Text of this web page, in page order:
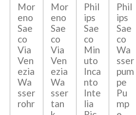
Mor
eno
Sae
co
Via
Ven
ezia
Wa
sser
rohr
Mor
eno
Sae
co
Via
Ven
ezia
Wa
sser
tan
Phil
ips
Sae
co
Min
uto
Inca
nto
Inte
lia
Phil
ips
Sae
co
Wa
sser
pum
pe
Pu
mp